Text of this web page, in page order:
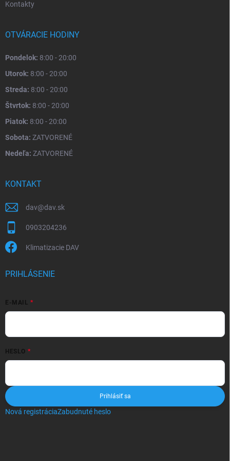
Kontakty
OTVÁRACIE HODINY
Pondelok: 8:00 - 20:00
Utorok: 8:00 - 20:00
Streda: 8:00 - 20:00
Štvrtok: 8:00 - 20:00
Piatok: 8:00 - 20:00
Sobota: ZATVORENÉ
Nedeľa: ZATVORENÉ
KONTAKT
dav@dav.sk
0903204236
Klimatizacie DAV
PRIHLÁSENIE
E-MAIL
HESLO
Prihlásiť sa
Nová registráciaZabudnuté heslo